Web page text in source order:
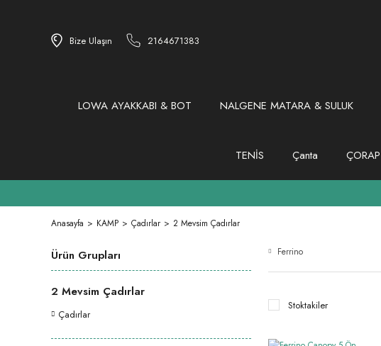
Bize Ulaşın 2164671383
LOWA AYAKKABI & BOT NALGENE MATARA & SULUK
TENİS Çanta ÇORAP
Anasayfa KAMP Çadırlar 2 Mevsim Çadırlar
Ürün Grupları
2 Mevsim Çadırlar
Çadırlar
Ferrino
Stoktakiler